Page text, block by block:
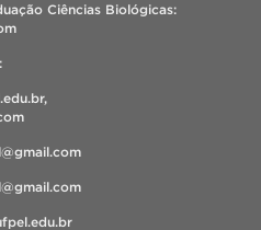
Ciências Biológicas: